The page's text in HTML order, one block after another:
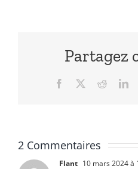
Partagez
Facebook Reddit
2 Commentaires
Flant 10 mars 2024 à